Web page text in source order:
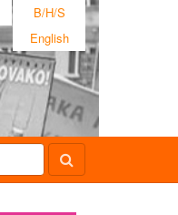
B/H/S
English